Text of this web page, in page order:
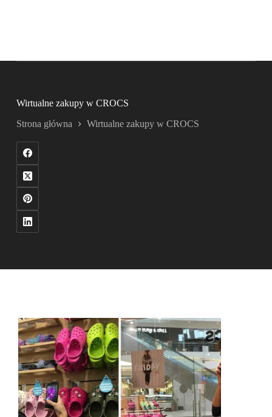
Wirtualne zakupy w CROCS
Strona główna Wirtualne zakupy w CROCS